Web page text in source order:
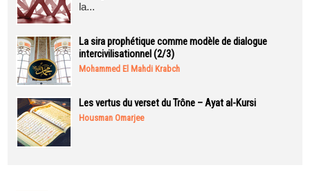
la...
La sira prophétique comme modèle de dialogue
intercivilisationnel (2/3)
Mohammed El Mahdi Krabch
Les vertus du verset du Trône – Ayat al-Kursi
Housman Omarjee